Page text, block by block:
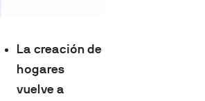
La creación de
hogares
vuelve a